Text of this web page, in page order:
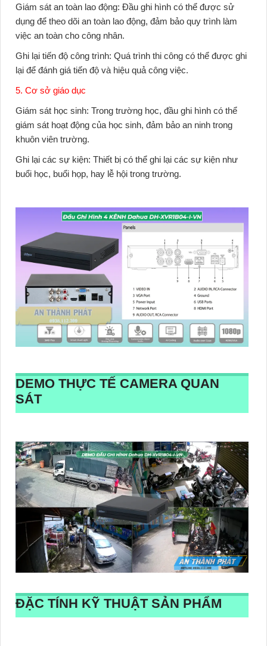
Giám sát an toàn lao động: Đầu ghi hình có thể được sử
dụng để theo dõi an toàn lao động, đảm bảo quy trình làm
việc an toàn cho công nhân.
Ghi lại tiến độ công trình: Quá trình thi công có thể được ghi
lại để đánh giá tiến độ và hiệu quả công việc.
5. Cơ sở giáo dục
Giám sát học sinh: Trong trường học, đầu ghi hình có thể
giám sát hoạt động của học sinh, đảm bảo an ninh trong
khuôn viên trường.
Ghi lại các sự kiện: Thiết bị có thể ghi lại các sự kiện như
buổi học, buổi họp, hay lễ hội trong trường.
DEMO THỰC TẾ CAMERA QUAN
SÁT
ĐẶC TÍNH KỸ THUẬT SẢN PHẨM